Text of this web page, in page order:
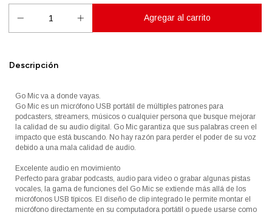
Descripción
Go Mic va a donde vayas.
Go Mic es un micrófono USB portátil de múltiples patrones para
podcasters, streamers, músicos o cualquier persona que busque mejorar
la calidad de su audio digital. Go Mic garantiza que sus palabras creen el
impacto que está buscando. No hay razón para perder el poder de su voz
debido a una mala calidad de audio.
Excelente audio en movimiento
Perfecto para grabar podcasts, audio para video o grabar algunas pistas
vocales, la gama de funciones del Go Mic se extiende más allá de los
micrófonos USB típicos. El diseño de clip integrado le permite montar el
micrófono directamente en su computadora portátil o puede usarse como